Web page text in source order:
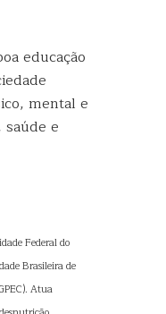
educação
mental e
e
Federal do
Brasileira de
Atua